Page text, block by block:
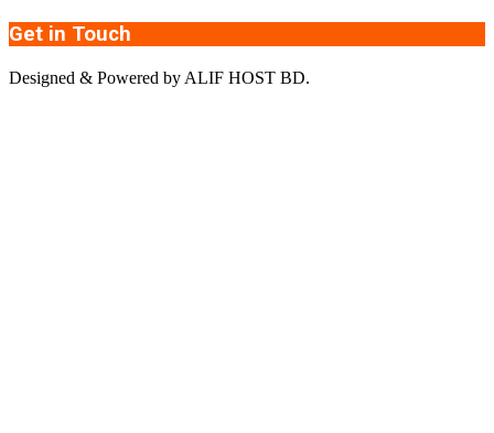
Get in Touch
Designed & Powered by ALIF HOST BD.